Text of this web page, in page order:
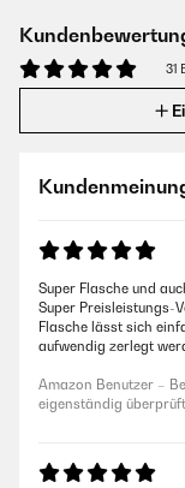
31
Super Flasche und
Super Preisleistungs-
Flasche lässt sich
aufwendig zerlegt
Amazon Benutzer –
eigenständig überprüft